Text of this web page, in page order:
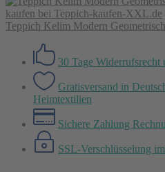
Teppich Kelim Modern
30 Tage Widerrufsrecht
Gratisversand in
Heimtextilien
Sichere Zahlung
SSL-Verschlüsselung